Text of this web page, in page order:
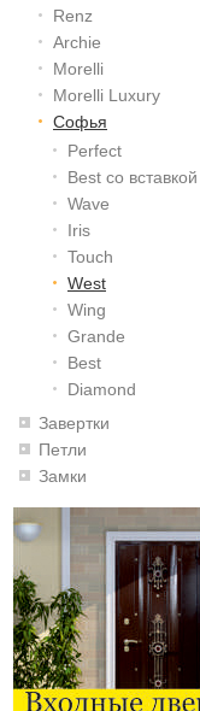
Renz
Archie
Morelli
Morelli Luxury
Софья
Perfect
Best со вставкой
Wave
Iris
Touch
West
Wing
Grande
Best
Diamond
Завертки
Петли
Замки